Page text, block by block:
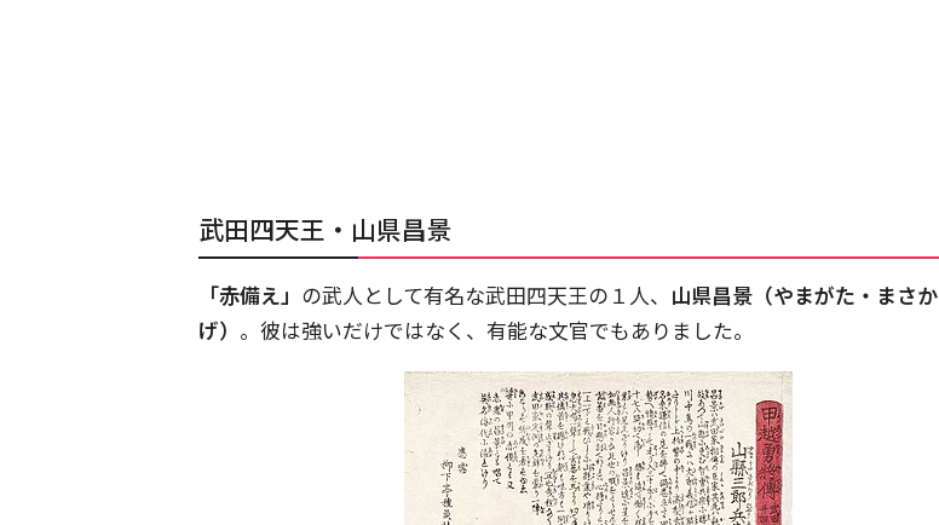
武田四天王・山県昌景
「赤備え」 の武人として有名な武田四天王の１人、 山県昌景（やまがた・まさか
げ） 。彼は強いだけではなく、有能な文官でもありました。